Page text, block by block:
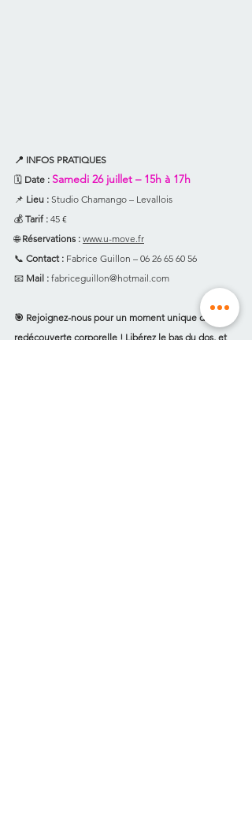
📍 INFOS PRATIQUES
🗓️ Date : Samedi 26 juillet – 15h à 17h
📌 Lieu : Studio Chamango – Levallois
💰 Tarif : 45 €
🌐 Réservations : www.u-move.fr
📞 Contact : Fabrice Guillon – 06 26 65 60 56
📧 Mail : fabriceguillon@hotmail.com
🎯 Rejoignez-nous pour un moment unique de
redécouverte corporelle ! Libérez le bas du dos, et